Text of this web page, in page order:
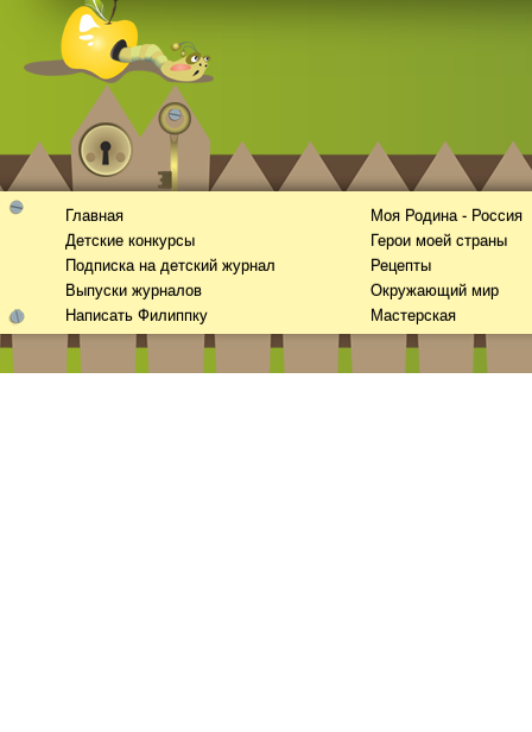
Главная
Детские конкурсы
Подписка на детский журнал
Выпуски журналов
Написать Филиппку
Моя Родина - Россия
Герои моей страны
Рецепты
Окружающий мир
Мастерская